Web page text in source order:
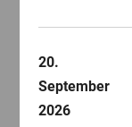
20.
September
2026